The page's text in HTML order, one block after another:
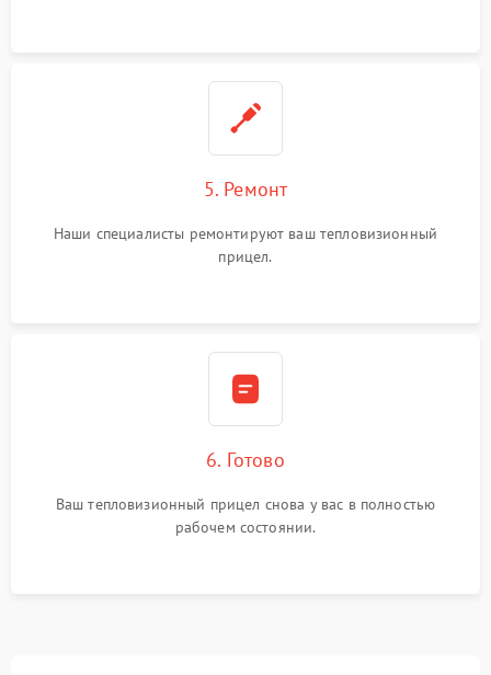
5. Ремонт
Наши специалисты ремонтируют ваш тепловизионный
прицел.
6. Готово
Ваш тепловизионный прицел снова у вас в полностью
рабочем состоянии.